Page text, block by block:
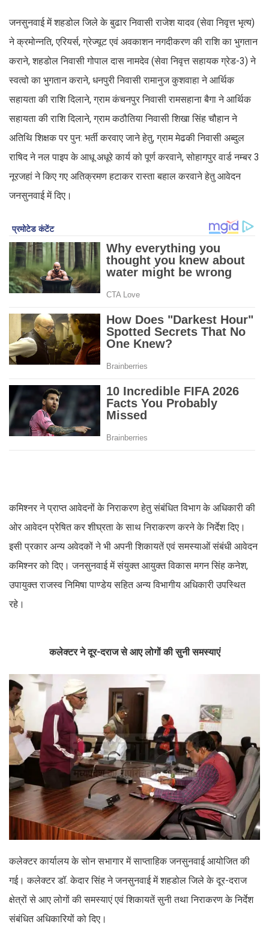
जनसुनवाई में शहडोल जिले के बुढार निवासी राजेश यादव (सेवा निवृत्त भृत्य)
ने क्रमोन्नति, एरियर्स, ग्रेज्यूट एवं अवकाशन नगदीकरण की राशि का भुगतान
कराने, शहडोल निवासी गोपाल दास नामदेव (सेवा निवृत्त सहायक ग्रेड-3) ने
स्वत्वो का भुगतान कराने, धनपुरी निवासी रामानुज कुशवाहा ने आर्थिक
सहायता की राशि दिलाने, ग्राम कंचनपुर निवासी रामसहाना बैगा ने आर्थिक
सहायता की राशि दिलाने, ग्राम कठौतिया निवासी शिखा सिंह चौहान ने
अतिथि शिक्षक पर पुन: भर्ती करवाए जाने हेतु, ग्राम मेढकी निवासी अब्दुल
राषिद ने नल पाइप के आधू अधूरे कार्य को पूर्ण करवाने, सोहागपुर वार्ड नम्बर 3
नूरजहां ने किए गए अतिक्रमण हटाकर रास्ता बहाल करवाने हेतु आवेदन
जनसुनवाई में दिए।
कमिश्नर ने प्राप्त आवेदनों के निराकरण हेतु संबंधित विभाग के अधिकारी की
ओर आवेदन प्रेषित कर शीघ्रता के साथ निराकरण करने के निर्देश दिए।
इसी प्रकार अन्य अवेदकों ने भी अपनी शिकायतें एवं समस्याओं संबंधी आवेदन
कमिश्नर को दिए। जनसुनवाई में संयुक्त आयुक्त विकास मगन सिंह कनेश,
उपायुक्त राजस्व निमिषा पाण्डेय सहित अन्य विभागीय अधिकारी उपस्थित
रहे।
कलेक्टर ने दूर-दराज से आए लोगों की सुनी समस्याएं
कलेक्टर कार्यालय के सोन सभागार में साप्ताहिक जनसुनवाई आयोजित की
गई। कलेक्टर डॉ. केदार सिंह ने जनसुनवाई में शहडोल जिले के दूर-दराज
क्षेत्रों से आए लोगों की समस्याएं एवं शिकायतें सुनी तथा निराकरण के निर्देश
संबंधित अधिकारियों को दिए।